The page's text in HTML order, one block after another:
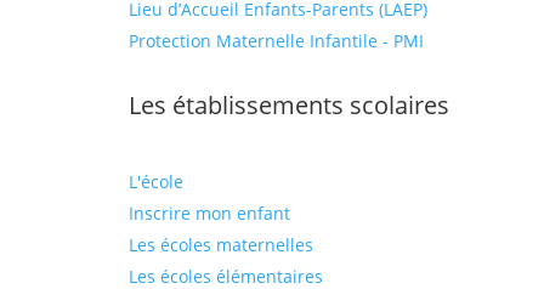
Lieu d’Accueil Enfants-Parents (LAEP)
Protection Maternelle Infantile - PMI
Les établissements scolaires
L'école
Inscrire mon enfant
Les écoles maternelles
Les écoles élémentaires